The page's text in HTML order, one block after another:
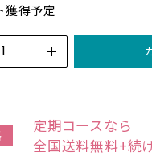
獲得予定
定期コースなら
全国送料無料+続